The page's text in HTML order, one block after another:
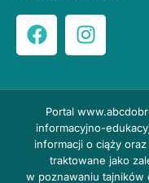
Portal
informacyjno-
informacji o ciąży
traktowane jako
w poznawaniu tajników